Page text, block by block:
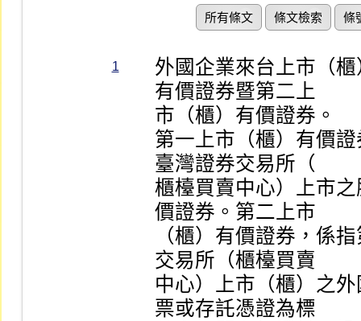
所有條文 條文檢索 條
1
外國企業來台上市（
有價證券暨第二上
市（櫃）有價證券。
第一上市（櫃）有價
臺灣證券交易所（
櫃檯買賣中心）上市
價證券。第二上市
（櫃）有價證券，係
交易所（櫃檯買賣
中心）上市（櫃）之
票或存託憑證為標